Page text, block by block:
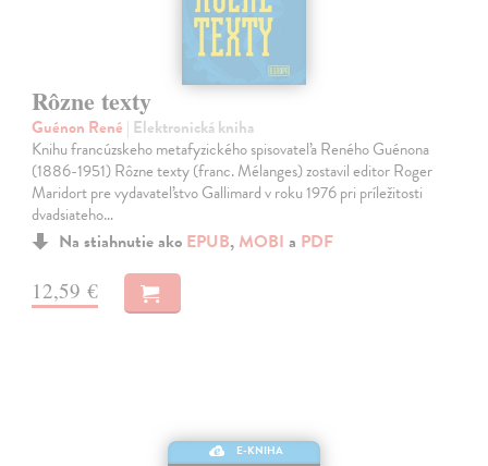
Rôzne texty
Guénon René | Elektronická kniha
Knihu francúzskeho metafyzického spisovateľa Reného Guénona
(1886-1951) Rôzne texty (franc. Mélanges) zostavil editor Roger
Maridort pre vydavateľstvo Gallimard v roku 1976 pri príležitosti
dvadsiateho…
Na stiahnutie ako EPUB, MOBI a PDF
12,59 €
E-KNIHA